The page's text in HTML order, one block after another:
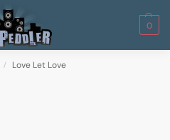
0
/ Love Let Love